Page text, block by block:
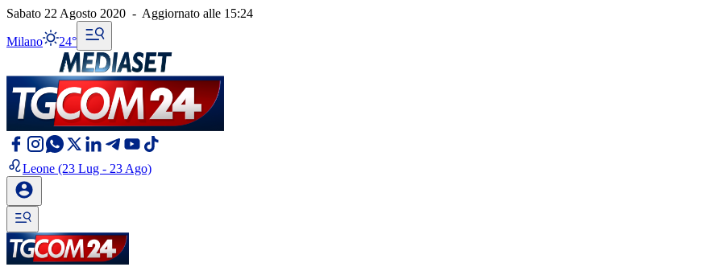
Sabato 22 Agosto 2020 - Aggiornato alle 15:24
Milano 24°
Leone (23 Lug - 23 Ago)